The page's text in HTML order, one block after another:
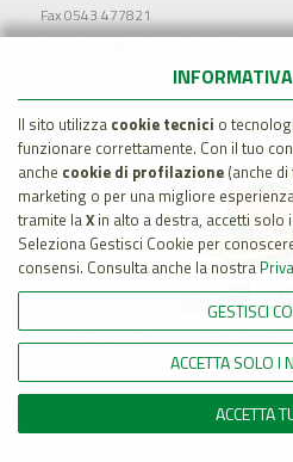
Fax 0543 477821
Società soggetta all'attività di
Dati Societari Whistleblowing
Cookie Policy
Il sito utilizza cookie tecnici o
funzionare correttamente. Con il tuo
anche cookie di profilazione (anche
marketing o per una migliore
tramite laX in alto a destra, accetti solo
Seleziona Gestisci Cookie per
consensi. Consulta anche la nostra
GESTISCI
ACCETTA SOLO I
ACCETTA